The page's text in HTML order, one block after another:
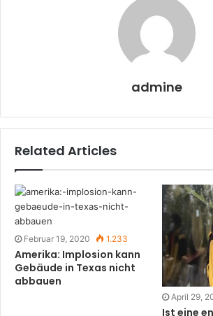
admine
Related Articles
Februar 19, 2020 1.233
Amerika: Implosion kann
Gebäude in Texas nicht
abbauen
April 29,
Ist eine